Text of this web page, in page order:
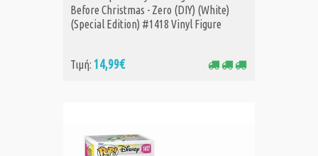
Before Christmas - Zero (DIY) (White)
(Special Edition) #1418 Vinyl Figure
Τιμή: 14,99€